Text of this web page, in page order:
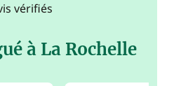
vérifiés
à La Rochelle